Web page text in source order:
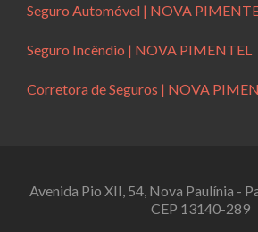
Seguro Automóvel | NOVA
Seguro Incêndio | NOVA PIMENTEL
Corretora de Seguros | NOVA
Avenida Pio XII, 54, Nova Paulínia -
CEP 13140-289